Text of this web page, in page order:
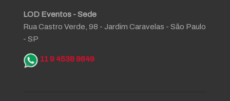
LOD Eventos - Sede
Rua Castro Verde, 98 - Jardim Caravelas - São Paulo
- SP
11 9 4538 9849